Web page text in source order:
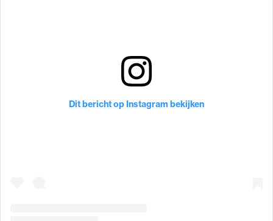
Dit bericht op Instagram bekijken